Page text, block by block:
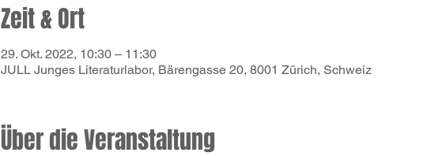
Zeit & Ort
29. Okt. 2022, 10:30 – 11:30
JULL Junges Literaturlabor, Bärengasse 20, 8001 Zürich, Schweiz
Über die Veranstaltung